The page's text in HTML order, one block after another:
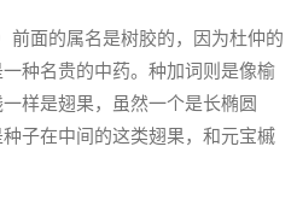
前面的属名是树胶的，因为杜仲的
种名贵的中药。种加词则是像榆
样是翅果，虽然一个是长椭圆
子在中间的这类翅果，和元宝槭